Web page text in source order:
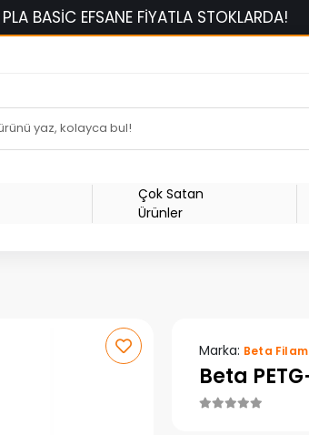
FİYATLA STOKLARDA! 1500 TL
Çok Satan
Ürünler
Marka: Beta
Beta